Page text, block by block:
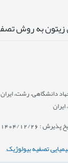
به روش
دانشگاهی، رشت، ایران
: 1404/12/26
,تصفیه بیولوژیک,